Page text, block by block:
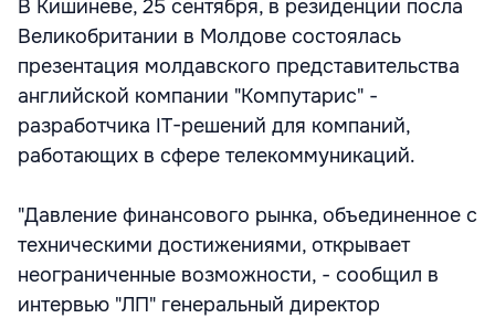
В Кишиневе, 25 сентября, в резиденции посла
Великобритании в Молдове состоялась
презентация молдавского представительства
английской компании "Компутарис" -
разработчика IT-решений для компаний,
работающих в сфере телекоммуникаций.
"Давление финансового рынка, объединенное с
техническими достижениями, открывает
неограниченные возможности, - сообщил в
интервью "ЛП" генеральный директор